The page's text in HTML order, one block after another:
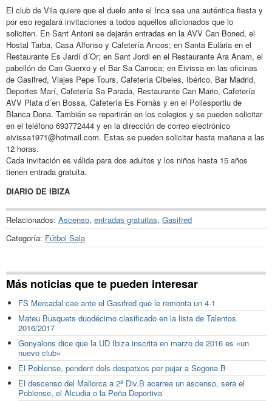
El club de Vila quiere que el duelo ante el Inca sea una auténtica fiesta y
por eso regalará invitaciones a todos aquellos aficionados que lo
soliciten. En Sant Antoni se dejarán entradas en la AVV Can Boned, el
Hostal Tarba, Casa Alfonso y Cafetería Ancos; en Santa Eulària en el
Restaurante Es Jardí d´Or; en Sant Jordi en el Restaurante Ara Anam, el
pabellón de Can Guerxo y el Bar Sa Carroca; en Eivissa en las oficinas
de Gasifred, Viajes Pepe Tours, Cafetería Cibeles, Ibérico, Bar Madrid,
Deportes Marí, Cafetería Sa Parada, Restaurante Can Mario, Cafetería
AVV Plata d´en Bossa, Cafetería Es Fornàs y en el Poliesportiu de
Blanca Dona. También se repartirán en los colegios y se pueden solicitar
en el teléfono 693772444 y en la dirección de correo electrónico
eivissa1971@hotmail.com. Estas se pueden solicitar hasta mañana a las
12 horas.
Cada invitación es válida para dos adultos y los niños hasta 15 años
tienen entrada gratuita.
DIARIO DE IBIZA
Relacionados: Ascenso, entradas gratuitas, Gasifred
Categoría: Fútbol Sala
Más noticias que te pueden interesar
FS Mercadal cae ante el Gasifred que le remonta un 4-1
Mateu Busquets duodécimo clasificado en la lista de Talentos
2016/2017
Gonyalons dice que la UD Ibiza inscrita en marzo de 2016 es «un
nuevo club»
El Poblense, pendent dels despatxos per pujar a Segona B
El descenso del Mallorca a 2ª Div.B acarrea un ascenso, sera el
Poblense, el Alcudia o la Peña Deportiva